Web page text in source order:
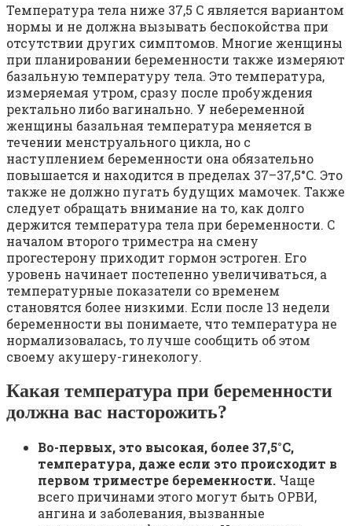
Температура тела ниже 37,5 С является вариантом
нормы и не должна вызывать беспокойства при
отсутствии других симптомов. Многие женщины
при планировании беременности также измеряют
базальную температуру тела. Это температура,
измеряемая утром, сразу после пробуждения
ректально либо вагинально. У небеременной
женщины базальная температура меняется в
течении менструального цикла, но с
наступлением беременности она обязательно
повышается и находится в пределах 37–37,5°C. Это
также не должно пугать будущих мамочек. Также
следует обращать внимание на то, как долго
держится температура тела при беременности. С
началом второго триместра на смену
прогестерону приходит гормон эстроген. Его
уровень начинает постепенно увеличиваться, а
температурные показатели со временем
становятся более низкими. Если после 13 недели
беременности вы понимаете, что температура не
нормализовалась, то лучше сообщить об этом
своему акушеру-гинекологу.
Какая температура при беременности
должна вас насторожить?
Во-первых, это высокая, более 37,5°C,
температура, даже если это происходит в
первом триместре беременности. Чаще
всего причинами этого могут быть ОРВИ,
ангина и заболевания, вызванные